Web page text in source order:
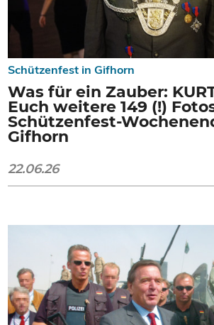
Schützenfest in Gifhorn
Was für ein Zauber:
Euch weitere 149 (!)
Schützenfest-
Gifhorn
22.06.26